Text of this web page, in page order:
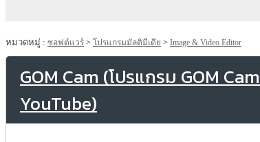
หมวดหมู่ : ซอฟต์แวร์ > โปรแกรมมัลติมีเดีย > Image & Video Editor
GOM Cam (โปรแกรม GOM
YouTube)